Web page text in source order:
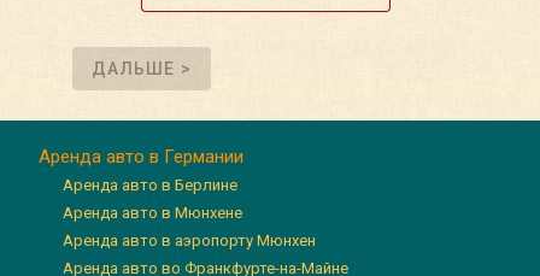
ДАЛЬШЕ >
Аренда авто в Германии
Аренда авто в Берлине
Аренда авто в Мюнхене
Аренда авто в аэропорту Мюнхен
Аренда авто во Франкфурте-на-Майне